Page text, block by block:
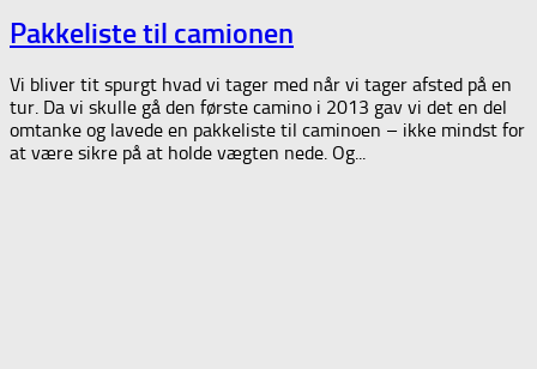
Pakkeliste til camionen
Vi bliver tit spurgt hvad vi tager med når vi tager afsted på en
tur. Da vi skulle gå den første camino i 2013 gav vi det en del
omtanke og lavede en pakkeliste til caminoen – ikke mindst for
at være sikre på at holde vægten nede. Og...